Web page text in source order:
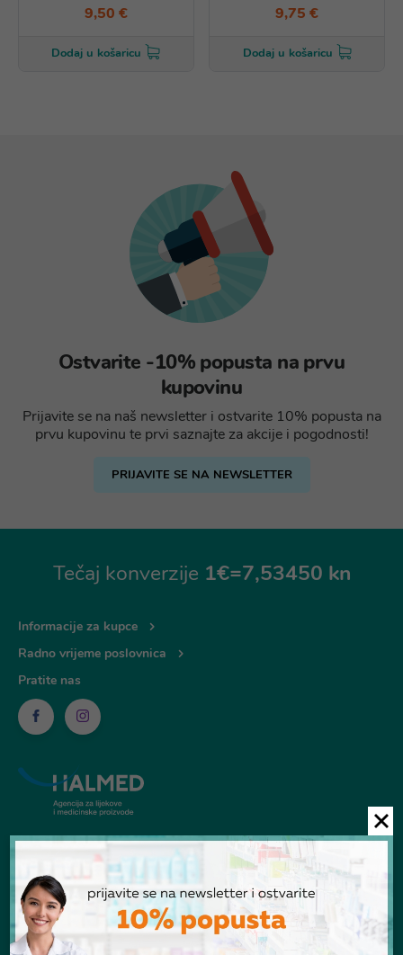
9,50 €
Dodaj u košaricu
9,75 €
Dodaj u košaricu
Ostvarite -10% popusta na prvu
kupovinu
Prijavite se na naš newsletter i ostvarite 10% popusta na
prvu kupovinu te prvi saznajte za akcije i pogodnosti!
PRIJAVITE SE NA NEWSLETTER
Tečaj konverzije 1€=7,53450 kn
Informacije za kupce
Radno vrijeme poslovnica
Pratite nas
© Ljekarna Talan 2026